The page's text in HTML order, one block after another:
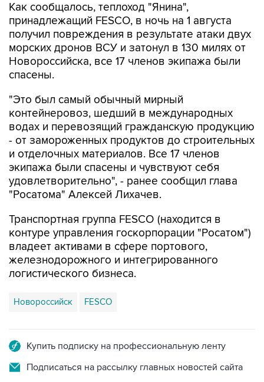
Как сообщалось, теплоход "Янина",
принадлежащий FESCO, в ночь на 1 августа
получил повреждения в результате атаки двух
морских дронов ВСУ и затонул в 130 милях от
Новороссийска, все 17 членов экипажа были
спасены.
"Это был самый обычный мирный
контейнеровоз, шедший в международных
водах и перевозящий гражданскую продукцию
- от замороженных продуктов до строительных
и отделочных материалов. Все 17 членов
экипажа были спасены и чувствуют себя
удовлетворительно", - ранее сообщил глава
"Росатома" Алексей Лихачев.
Транспортная группа FESCO (находится в
контуре управления госкорпорации "Росатом")
владеет активами в сфере портового,
железнодорожного и интегрированного
логистического бизнеса.
Новороссийск FESCO
Купить подписку на профессиональную ленту
Подписаться на рассылку главных новостей сайта